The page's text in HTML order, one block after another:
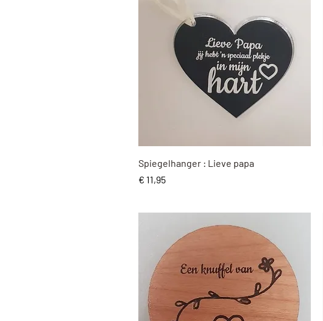
Snel overzicht
Spiegelhanger : Lieve papa
Prijs
€ 11,95